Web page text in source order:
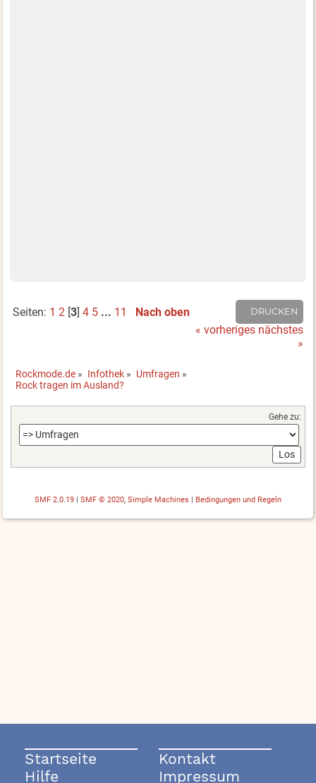
DRUCKEN
Seiten: 1 2[3] 4 5 ... 11
Nach oben
« vorheriges nächstes
»
Rockmode.de » Infothek » Umfragen »
Rock tragen im Ausland?
Gehe zu:
SMF 2.0.19 | SMF © 2020, Simple Machines | Bedingungen und Regeln
Startseite
Hilfe
Kontakt
Impressum